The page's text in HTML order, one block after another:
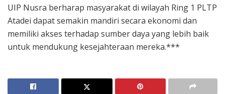
UIP Nusra berharap masyarakat di wilayah Ring 1 PLTP
Atadei dapat semakin mandiri secara ekonomi dan
memiliki akses terhadap sumber daya yang lebih baik
untuk mendukung kesejahteraan mereka.***